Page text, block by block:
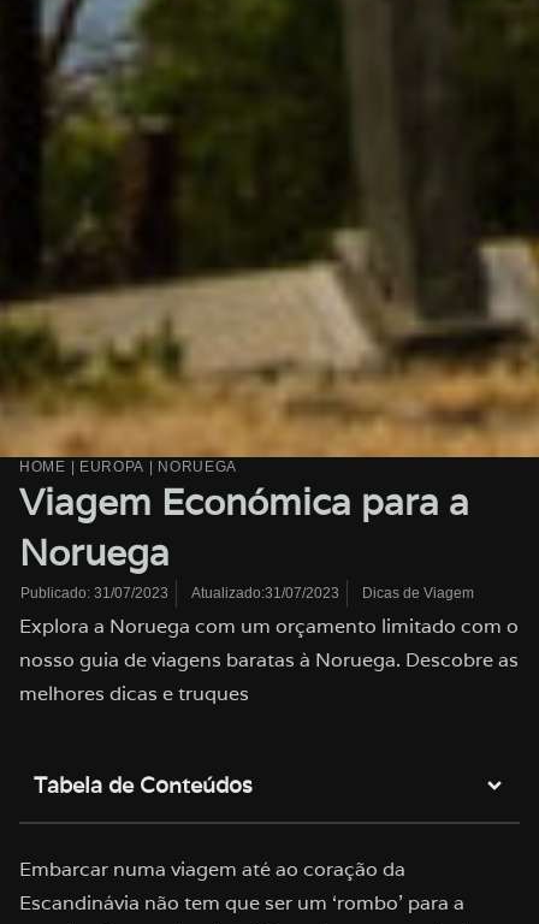
HOME | EUROPA | NORUEGA
Viagem Económica para a
Noruega
Publicado: 31/07/2023 Atualizado:31/07/2023 Dicas de Viagem
Explora a Noruega com um orçamento limitado com o
nosso guia de viagens baratas à Noruega. Descobre as
melhores dicas e truques
Tabela de Conteúdos
Embarcar numa viagem até ao coração da
Escandinávia não tem que ser um ‘rombo’ para a